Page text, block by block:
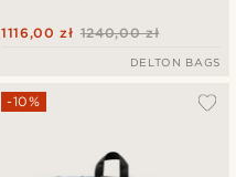
1240,00 zł
1116,00 zł
DELTON BAGS
-10%